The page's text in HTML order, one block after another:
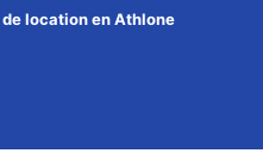
location en Athlone